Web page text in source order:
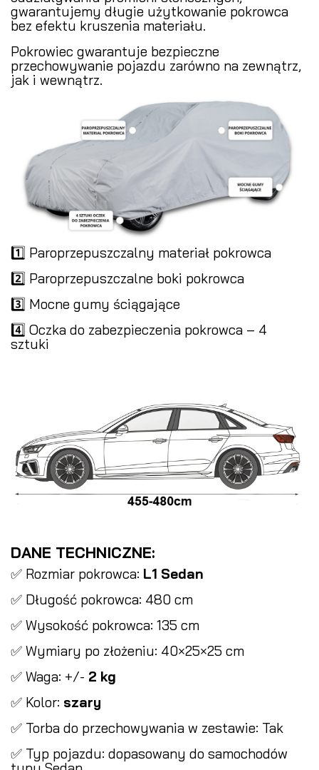
gwarantujemy długie użytkowanie pokrowca
bez efektu kruszenia materiału.
Pokrowiec gwarantuje bezpieczne
przechowywanie pojazdu zarówno na zewnątrz,
jak i wewnątrz.
1️⃣ Paroprzepuszczalny materiał pokrowca
2️⃣ Paroprzepuszczalne boki pokrowca
3️⃣ Mocne gumy ściągające
4️⃣ Oczka do zabezpieczenia pokrowca – 4
sztuki
DANE TECHNICZNE:
✅ Rozmiar pokrowca: L1 Sedan
✅ Długość pokrowca: 480 cm
✅ Wysokość pokrowca: 135 cm
✅ Wymiary po złożeniu: 40×25×25 cm
✅ Waga: +/- 2 kg
✅ Kolor: szary
✅ Torba do przechowywania w zestawie: Tak
✅ Typ pojazdu: dopasowany do samochodów